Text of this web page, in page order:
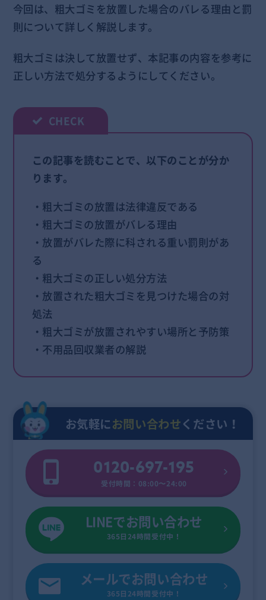
今回は、粗大ゴミを放置した場合のバレる理由と罰
則について詳しく解説します。
粗大ゴミは決して放置せず、本記事の内容を参考に
正しい方法で処分するようにしてください。
この記事を読むことで、以下のことが分か
ります。
・粗大ゴミの放置は法律違反である
・粗大ゴミの放置がバレる理由
・放置がバレた際に科される重い罰則があ
る
・粗大ゴミの正しい処分方法
・放置された粗大ゴミを見つけた場合の対
処法
・粗大ゴミが放置されやすい場所と予防策
・不用品回収業者の解説
お気軽にお問い合わせください！
0120-697-195
受付時間：08:00〜24:00
LINEでお問い合わせ
365日24時間受付中！
メールでお問い合わせ
365日24時間受付中！